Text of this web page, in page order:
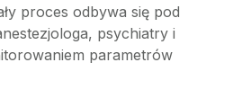
proces odbywa się pod
psychiatry i
parametrów